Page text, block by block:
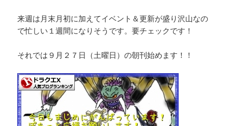
来週は月末月初に加えてイベント＆更新が盛り沢山なの
で忙しい１週間になりそうです。要チェックです！
それでは９月２７日（土曜日）の朝刊始めます！！